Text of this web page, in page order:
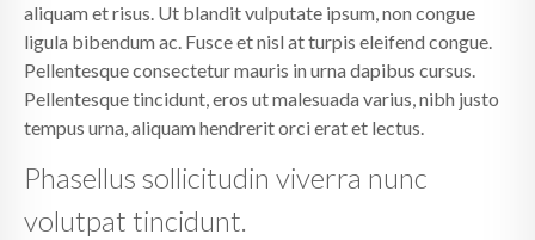
aliquam et risus. Ut blandit vulputate ipsum, non congue
ligula bibendum ac. Fusce et nisl at turpis eleifend congue.
Pellentesque consectetur mauris in urna dapibus cursus.
Pellentesque tincidunt, eros ut malesuada varius, nibh justo
tempus urna, aliquam hendrerit orci erat et lectus.
Phasellus sollicitudin viverra nunc
volutpat tincidunt.